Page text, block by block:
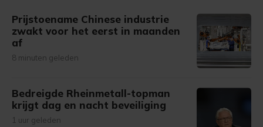
Prijstoename Chinese industrie
zwakt voor het eerst in maanden
af
8 minuten geleden
Bedreigde Rheinmetall-topman
krijgt dag en nacht beveiliging
1 uur geleden